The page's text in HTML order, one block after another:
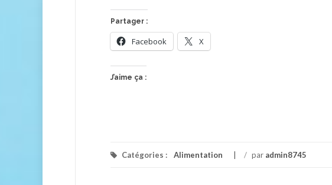
Partager :
Facebook X
J’aime ça :
Catégories : Alimentation / par admin8745